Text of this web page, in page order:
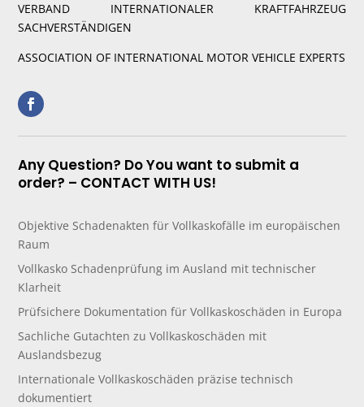
VERBAND INTERNATIONALER KRAFTFAHRZEUG
SACHVERSTÄNDIGEN
ASSOCIATION OF INTERNATIONAL MOTOR VEHICLE EXPERTS
Any Question? Do You want to submit a
order? – CONTACT WITH US!
Objektive Schadenakten für Vollkaskofälle im europäischen
Raum
Vollkasko Schadenprüfung im Ausland mit technischer
Klarheit
Prüfsichere Dokumentation für Vollkaskoschäden in Europa
Sachliche Gutachten zu Vollkaskoschäden mit
Auslandsbezug
Internationale Vollkaskoschäden präzise technisch
dokumentiert